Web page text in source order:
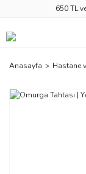
650 TL
Anasayfa Hastane